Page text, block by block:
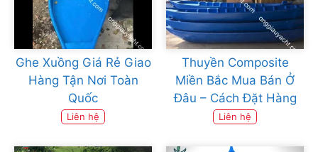
Ghe Xuồng Giá Rẻ Giao
Hàng Tận Nơi Toàn
Quốc
Liên hệ
Thuyền Composite
Miền Bắc Mua Bán Ở
Đâu – Cách Đặt Hàng
Liên hệ